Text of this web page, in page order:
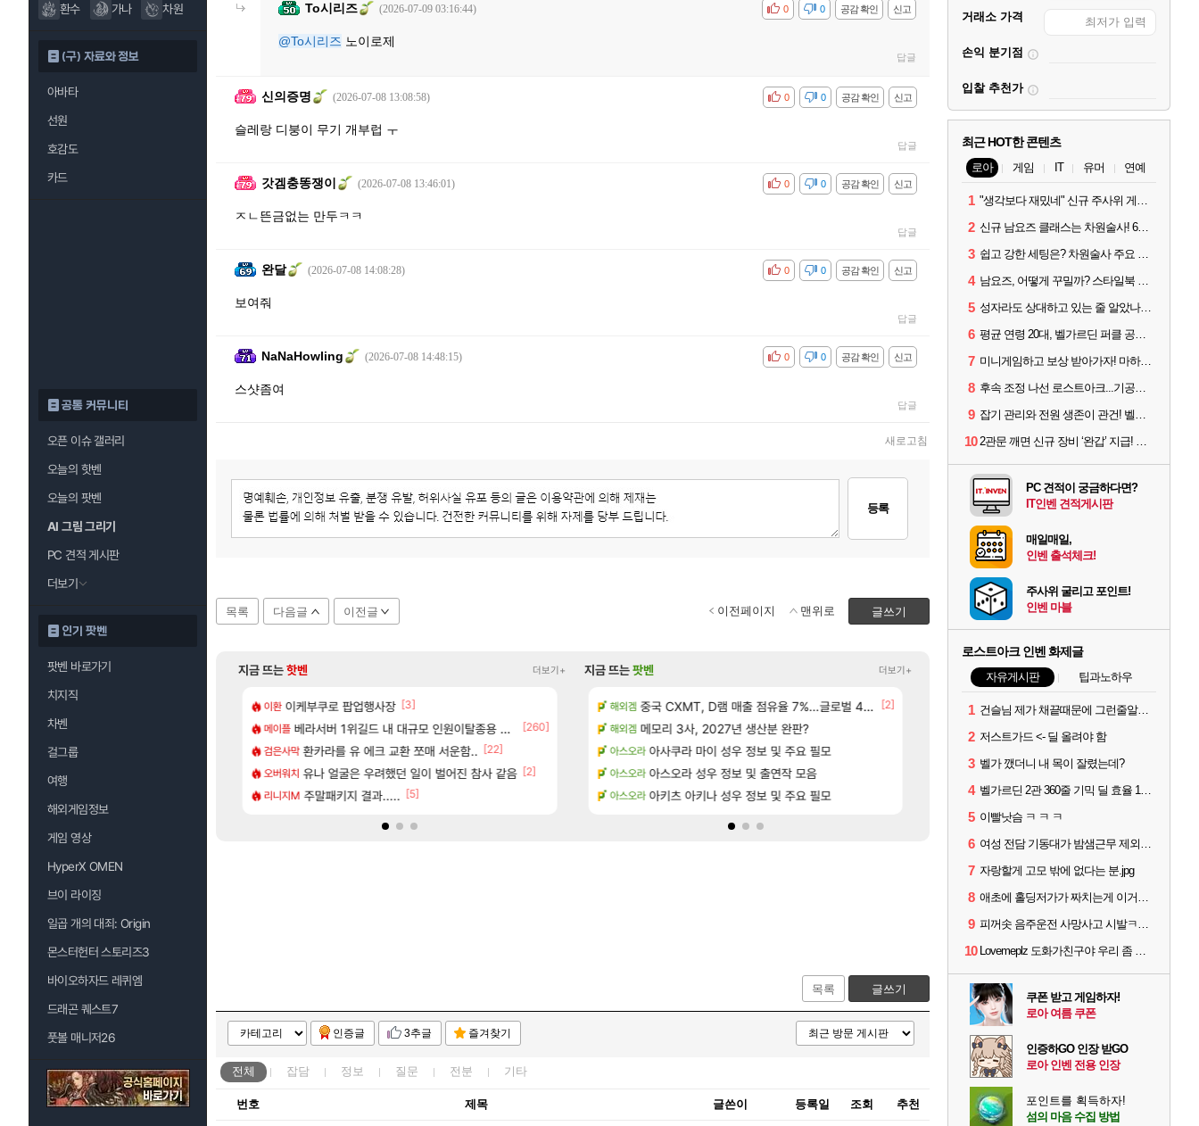
환수
가나 차원
(구) 자료와 정보
아바타
선원
호감도
카드
공통 커뮤니티
오픈 이슈 갤러리
오늘의 핫벤
오늘의 팟벤
AI 그림 그리기
PC 견적 게시판
더보기
인기 팟벤
팟벤 바로가기
치지직
차벤
걸그룹
여행
해외게임정보
게임 영상
HyperX OMEN
브이 라이징
일곱 개의 대죄: Origin
몬스터헌터 스토리즈3
바이오하자드 레퀴엠
드래곤 퀘스트7
풋볼 매니저26
To시리즈 (2026-07-09 03:16:44) 신고
공감 확인
비공감 0
0
@To시리즈 노이로제
답글
신의증명 (2026-07-08 13:08:58) 신고
공감 확인
비공감 0
0
슬레랑 디붕이 무기 개부럽 ㅜ
답글
갓겜충똥쟁이 (2026-07-08 13:46:01) 신고
공감 확인
비공감 0
0
ㅈㄴ뜬금없는 만두ㅋㅋ
답글
완달 (2026-07-08 14:08:28) 신고
공감 확인
비공감 0
0
보여줘
답글
NaNaHowling (2026-07-08 14:48:15) 신고
공감 확인
비공감 0
0
스샷좀여
답글
새로고침
등록
목록 다음글 이전글 글쓰기
이전페이지 맨위로
지금 뜨는핫벤 더보기+
왔습니다 [72]
안 제작 질문
이환 이케부쿠로 팝업행사장 [3]
메이플 베라서버 1위길드 내 대규모 인원이탈종용 추정사건
[260]
검은사막 환카라를 유 에크 교환 쪼매 서운함.. [22]
오버워치 유나 얼굴은 우려했던 일이 벌어진 참사 같음 [2]
리니지M 주말패키지 결과..... [5]
검은사막 펄없의 퍼주는듯하면서 악랄한 BM 설계 [23]
메이플 ☆무료☆ 템세팅 사이트 개발자입니다
메이플 환산 13만 스펙으로 삐져서 매주 수로 10만점 치고있으면 ㅋㅋ
메이플 후닝 780억 부자 아니였음?? [56]
오버워치 D.mon 스킬셋 나왔다 [3]
아이고... 길드내에서 쿠데타 일어났네
유물칭호 따왔습니다
중상유저들
[14]
ㅋㅋ우리 길드 벨가 나메 꺼드럭 대다가 싸움났다
지금 뜨는팟벤 더보기+
해수욕장
내] 남해 독일마을
우에라 업그레이드 아이템 획득 위치 공략 (89개)
아스오라 카가미하라 하루 성우 정보 및 주요 필모
비스트 모든 요리/작물 책 획득 위치 공략 (36개) - 미식가 도전과제
차벤 아반테 2.0 자연흡기? [1]
섭컬겜 무한대 아난타 유출과 앞으로의 예상 (루머)
PV 라스트 에포크 시즌5 - 서리화신의 분노 티저
해외겜 중국 CXMT, D램 매출 점유율 7%…글로벌 4위로 부상
[2]
해외겜 메모리 3사, 2027년 생산분 완판?
아스오라 아사쿠라 마이 성우 정보 및 주요 필모
아스오라 아스오라 성우 정보 및 출연작 모음
아스오라 아키츠 아키나 성우 정보 및 주요 필모
GTA6 8월 28일 넷플릭스에서 예고편 공개 예정
선녀바위해수욕장
모든 바우에라 업그레이드 아이템 획득 위치 공략 (89
비스트 모든 엘리트 골렘 위치 공략 (30개) - 방랑 결
목록 글쓰기
인증글 3추글 즐겨찾기
전체 잡담 정보 질문 전분 기타
번호 제목 글쓴이 등록일 조회 추천
거래소 가격
손익 분기점
입찰 추천가
최근 HOT한 콘텐츠
로아 게임 IT 유머 연예
1 "생각보다 재밌네" 신규 주사위 게임 티카투카 호평
2 신규 남요즈 클래스는 차원술사! 6월 20일 로아온 썸머 정리
3 쉽고 강한 세팅은? 차원술사 주요 빌드와 스킬 코드
4 남요즈, 어떻게 꾸밀까? 스타일북 인기 차원술사 커스터마이즈
5 성자라도 상대하고 있는 줄 알았나? 벨가르딘 이모저모
6 평균 연령 20대, 벨가르딘 퍼클 공대 '영로티'를 만나다
7 미니게임하고 보상 받아가자! 마하라카 썸머 캠프 할 일은?
8 후속 조정 나선 로스트아크...기공사, 차원술사 하향
9 잡기 관리와 전원 생존이 관건! 벨가르딘 유물 칭호 획득방법 정리
10 2관문 깨면 신규 장비 ‘완갑’ 지급! 그림자 레이드 벨가르딘 공개
PC 견적이 궁금하다면?
IT인벤 견적게시판
매일매일,
인벤 출석체크!
주사위 굴리고 포인트!
인벤 마블
로스트아크 인벤 화제글
자유게시판 팁과노하우
1 건슬님 제가 채끝때문에 그런줄알겠어요
2 저스트가드 <- 딜 올려야 함
3 벨가 깼더니 내 목이 잘렸는데?
4 벨가르딘 2관 360줄 기믹 딜 효율 100% 최적화
5 이빨낫슴 ㅋ ㅋ ㅋ
6 여성 전담 기동대가 밤샘근무 제외된 이유
7 자랑할게 고모 밖에 없다는 분.jpg
8 애초에 홀딩저가가 짜치는게 이거임 ㅋㅋ
9 피꺼솟 음주운전 사망사고 시발ㅋㅋㅋ
10 Lovemeplz 도화가친구야 우리 좀 말은 똑바로하자 ㅋㅋㅋㅋ
쿠폰 받고 게임하자!
로아 여름 쿠폰
인증하GO 인장 받GO
로아 인벤 전용 인장
포인트를 획득하자!
섬의 마음 수집 방법